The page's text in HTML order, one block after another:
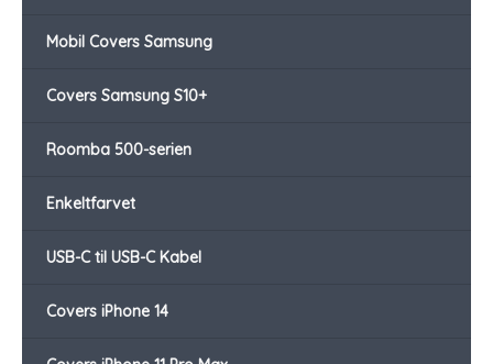
Mobil Covers Samsung
Covers Samsung S10+
Roomba 500-serien
Enkeltfarvet
USB-C til USB-C Kabel
Covers iPhone 14